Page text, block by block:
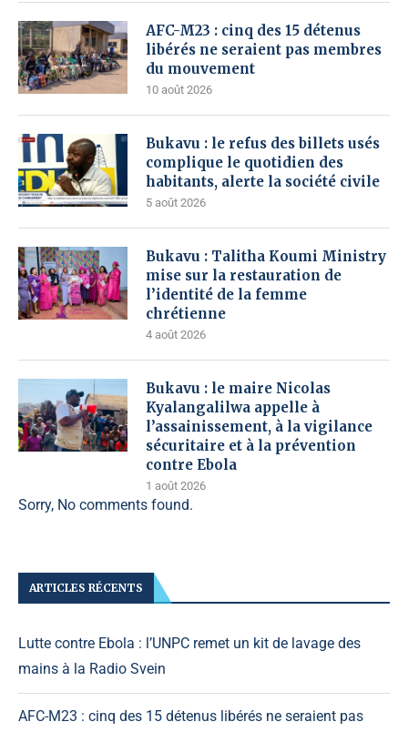
AFC-M23 : cinq des 15 détenus
libérés ne seraient pas membres
du mouvement
10 août 2026
Bukavu : le refus des billets usés
complique le quotidien des
habitants, alerte la société civile
5 août 2026
Bukavu : Talitha Koumi Ministry
mise sur la restauration de
l’identité de la femme
chrétienne
4 août 2026
Bukavu : le maire Nicolas
Kyalangalilwa appelle à
l’assainissement, à la vigilance
sécuritaire et à la prévention
contre Ebola
1 août 2026
Sorry, No comments found.
ARTICLES RÉCENTS
Lutte contre Ebola : l’UNPC remet un kit de lavage des
mains à la Radio Svein
AFC-M23 : cinq des 15 détenus libérés ne seraient pas